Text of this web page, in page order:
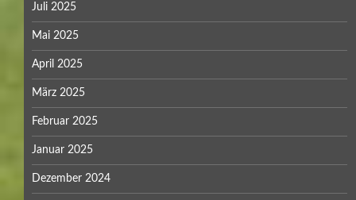
Juli 2025
Mai 2025
April 2025
März 2025
Februar 2025
Januar 2025
Dezember 2024